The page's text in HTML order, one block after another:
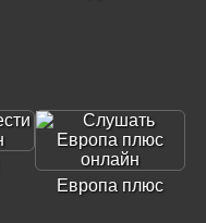
Европа плюс